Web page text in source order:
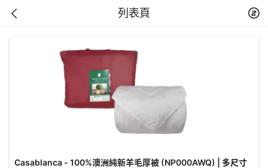
列表頁
Casablanca - 100%澳洲純新羊毛厚被 (NP000AWQ) | 多尺寸